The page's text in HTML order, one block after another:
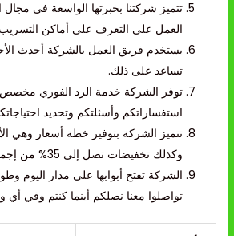
تتميز شركتنا بخبرتها الواسعة في
العمل على التعرف على أماكن
يستخدم فريق العمل بالشركة أحدث
تساعد على ذلك.
توفر الشركة خدمة الرد الفوري مخصص
استفساراتكم وأسئلتكم وتحديد
تتميز الشركة بتوفير خطة أسعار وهي
وكذلك تخفيضات تصل إلى 35% من إجمالي الخدمة.
الشركة تفتح أبوابها على مدار اليوم
تواصلوا معنا نصلكم أينما كنتم وفي